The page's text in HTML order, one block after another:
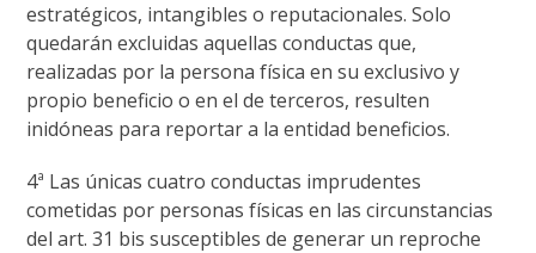
estratégicos, intangibles o reputacionales. Solo
quedarán excluidas aquellas conductas que,
realizadas por la persona física en su exclusivo y
propio beneficio o en el de terceros, resulten
inidóneas para reportar a la entidad beneficios.
4ª Las únicas cuatro conductas imprudentes
cometidas por personas físicas en las circunstancias
del art. 31 bis susceptibles de generar un reproche